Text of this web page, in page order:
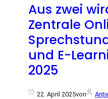
Aus zwei
Zentrale
und E-
2025
22. April 2025von